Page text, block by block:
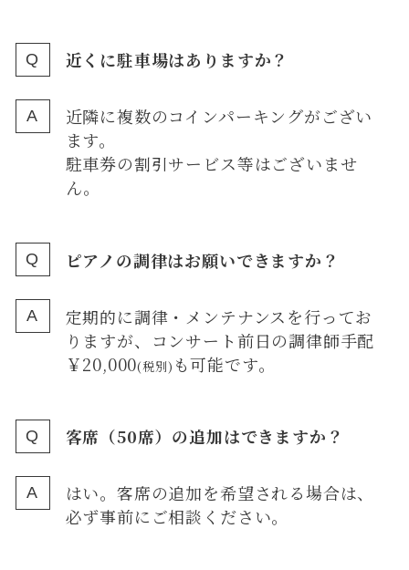
近くに駐車場はありますか？
近隣に複数のコインパーキングがござい
ます。
駐車券の割引サービス等はございませ
ん。
ピアノの調律はお願いできますか？
定期的に調律・メンテナンスを行ってお
りますが、コンサート前日の調律師手配
￥20,000(税別) も可能です。
客席（50席）の追加はできますか？
はい。客席の追加を希望される場合は、
必ず事前にご相談ください。